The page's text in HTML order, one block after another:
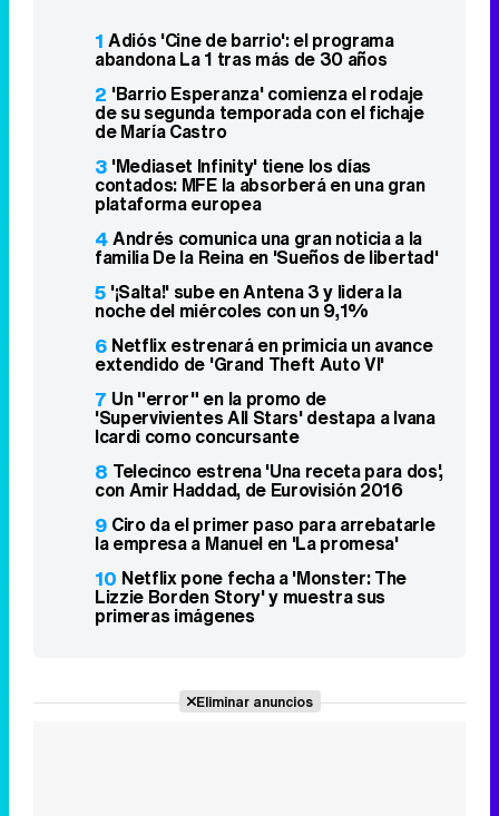
1 Adiós 'Cine de barrio': el programa
abandona La 1 tras más de 30 años
2 'Barrio Esperanza' comienza el rodaje
de su segunda temporada con el fichaje
de María Castro
3 'Mediaset Infinity' tiene los días
contados: MFE la absorberá en una gran
plataforma europea
4Andrés comunica una gran noticia a la
familia De la Reina en 'Sueños de libertad'
5 '¡Salta!' sube en Antena 3 y lidera la
noche del miércoles con un 9,1%
6 Netflix estrenará en primicia un avance
extendido de 'Grand Theft Auto VI'
7 Un "error" en la promo de
'Supervivientes All Stars' destapa a Ivana
Icardi como concursante
8 Telecinco estrena 'Una receta para dos',
con Amir Haddad, de Eurovisión 2016
9 Ciro da el primer paso para arrebatarle
la empresa a Manuel en 'La promesa'
10 Netflix pone fecha a 'Monster: The
Lizzie Borden Story' y muestra sus
primeras imágenes
Eliminar anuncios